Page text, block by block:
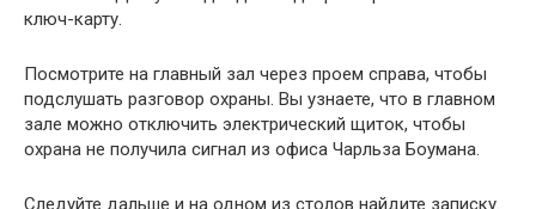
ключ-карту.
Посмотрите на главный зал через проем справа, чтобы
подслушать разговор охраны. Вы узнаете, что в главном
зале можно отключить электрический щиток, чтобы
охрана не получила сигнал из офиса Чарльза Боумана.
Следуйте дальше и на одном из столов найдите записку.